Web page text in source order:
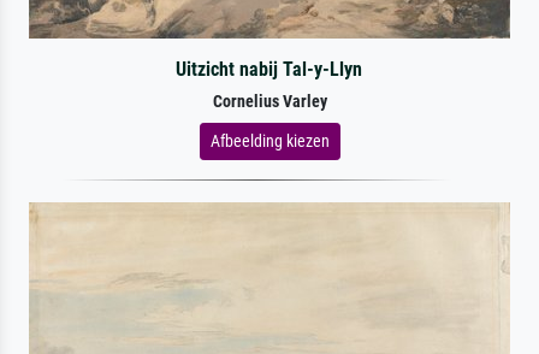
Uitzicht nabij Tal-y-Llyn
Cornelius Varley
Afbeelding kiezen